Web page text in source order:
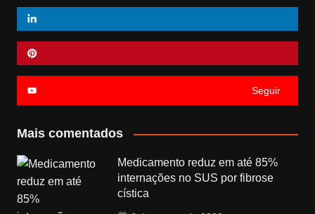
Seguir
Mais comentados
Medicamento reduz em até 85%
internações no SUS por fibrose
cística